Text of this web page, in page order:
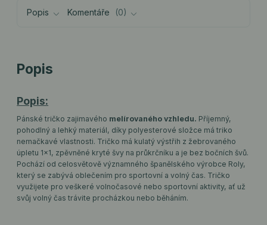
Popis Komentáře 0
Popis
Popis:
Pánské tričko zajimavého melírovaného vzhledu. Příjemný,
pohodlný a lehký materiál, díky polyesterové složce má triko
nemačkavé vlastnosti. Tričko má kulatý výstřih z žebrovaného
úpletu 1x1, zpěvněné kryté švy na průkrčníku a je bez bočních švů.
Pochází od celosvětově významného španělského výrobce Roly,
který se zabývá oblečením pro sportovní a volný čas. Tričko
využijete pro veškeré volnočasové nebo sportovní aktivity, ať už
svůj volný čas trávite procházkou nebo běháním.